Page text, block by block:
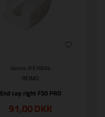
Varenr.: R E10034
REIMO
End cap right F50 PRO
91,00DKK